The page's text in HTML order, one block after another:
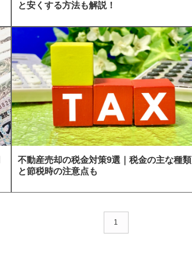
と安くする方法も解説！
不動産売却の税金対策9選｜税金の主な種類
と節税時の注意点も
1